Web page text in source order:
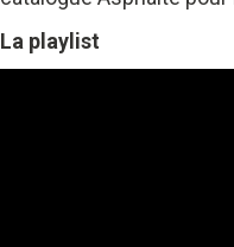
La playlist